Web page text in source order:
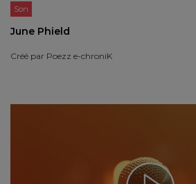
Son
June Phield
Créé par Poezz e-chroniK